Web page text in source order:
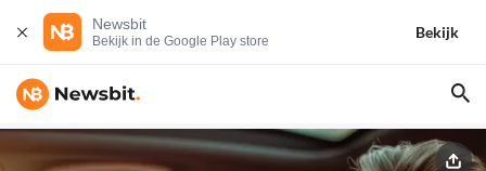
Newsbit
Bekijk in de Google Play store
Bekijk